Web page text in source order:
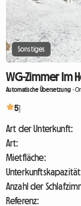
Sonstiges
WG-Zimmer Im
Automatische Übersetzung -
51
Art der Unterkunft:
Art:
Mietfläche:
Anzahl der
Referenz: